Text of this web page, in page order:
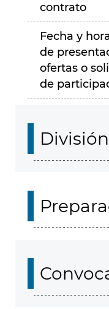
contrato
Fecha y
de
ofertas o
de